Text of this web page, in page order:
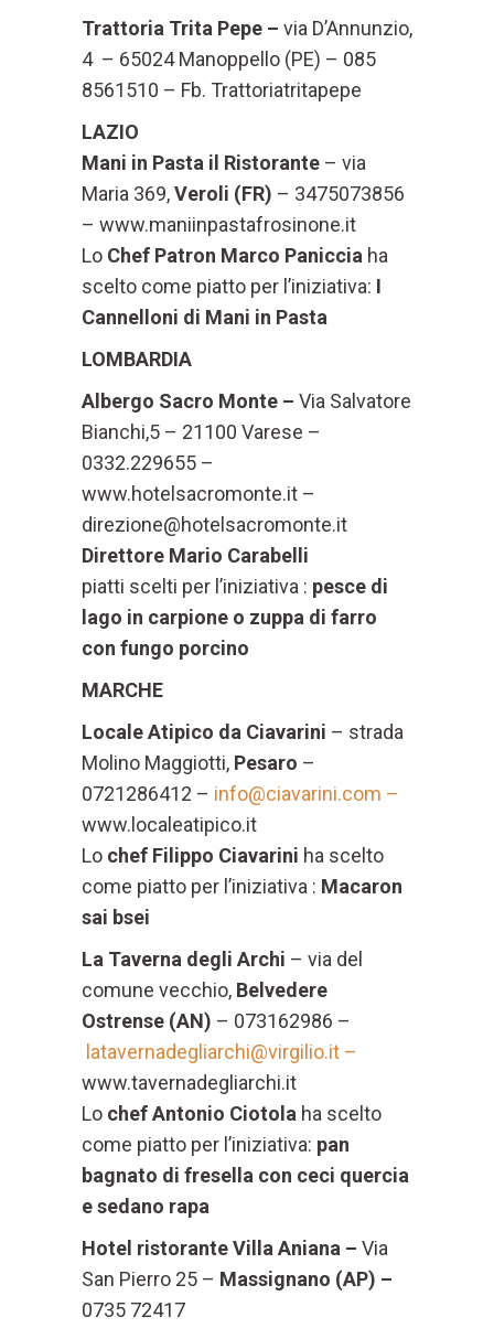
Trattoria Trita Pepe – via D’Annunzio,
4 – 65024 Manoppello (PE) – 085
8561510 – Fb. Trattoriatritapepe
LAZIO
Mani in Pasta il Ristorante – via
Maria 369,Veroli (FR) – 3475073856
– www.maniinpastafrosinone.it
Lo Chef Patron Marco Paniccia ha
scelto come piatto per l’iniziativa: I
Cannelloni di Mani in Pasta
LOMBARDIA
Albergo Sacro Monte – Via Salvatore
Bianchi,5 – 21100 Varese –
0332.229655 –
www.hotelsacromonte.it –
direzione@hotelsacromonte.it
Direttore Mario Carabelli
piatti scelti per l’iniziativa : pesce di
lago in carpione o zuppa di farro
con fungo porcino
MARCHE
Locale Atipico da Ciavarini – strada
Molino Maggiotti, Pesaro –
0721286412 – info@ciavarini.com –
www.localeatipico.it
Lo chef Filippo Ciavarini ha scelto
come piatto per l’iniziativa : Macaron
sai bsei
La Taverna degli Archi – via del
comune vecchio, Belvedere
Ostrense (AN) – 073162986 –
latavernadegliarchi@virgilio.it –
www.tavernadegliarchi.it
Lo chef Antonio Ciotola ha scelto
come piatto per l’iniziativa: pan
bagnato di fresella con ceci quercia
e sedano rapa
Hotel ristorante Villa Aniana – Via
San Pierro 25 – Massignano (AP) –
0735 72417